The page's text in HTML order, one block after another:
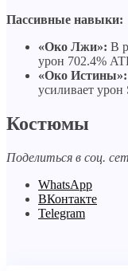
Пассивные навыки:
«Око Лжи»: В
урон 702.4%
«Око Истины»:
усиливает
Костюмы
Поделиться в соц.
WhatsApp
ВКонтакте
Telegram